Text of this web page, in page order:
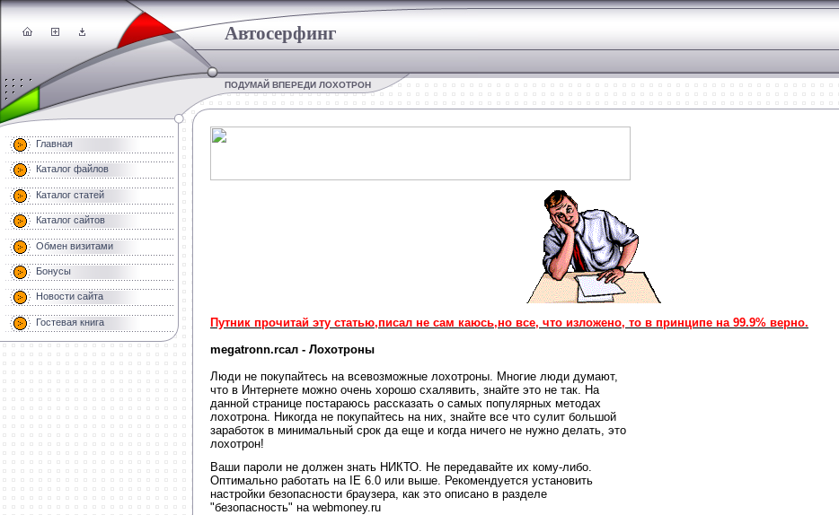
Автосерфинг
ПОДУМАЙ ВПЕРЕДИ ЛОХОТРОН
Главная
Каталог файлов
Каталог статей
Каталог сайтов
Обмен визитами
Бонусы
Новости сайта
Гостевая книга
Путник прочитай эту статью,писал не сам каюсь,но все, что изложено, то в принципе на 99.9% верно.
megatronn.rсал - Лохотроны
Люди не покупайтесь на всевозможные лохотроны. Многие люди думают,
что в Интернете можно очень хорошо схалявить, знайте это не так. На
данной странице постараюсь рассказать о самых популярных методах
лохотрона. Никогда не покупайтесь на них, знайте все что сулит большой
заработок в минимальный срок да еще и когда ничего не нужно делать, это
лохотрон!
Ваши пароли не должен знать НИКТО. Не передавайте их кому-либо.
Оптимально работать на IE 6.0 или выше. Рекомендуется установить
настройки безопасности браузера, как это описано в разделе
"безопасность" на webmoney.ru